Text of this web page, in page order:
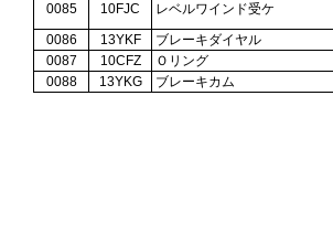
0085
10FJC レベルワインド受ケ
0086
13YKF ブレーキダイヤル
0087
10CFZ Ｏリング
0088
13YKG ブレーキカム